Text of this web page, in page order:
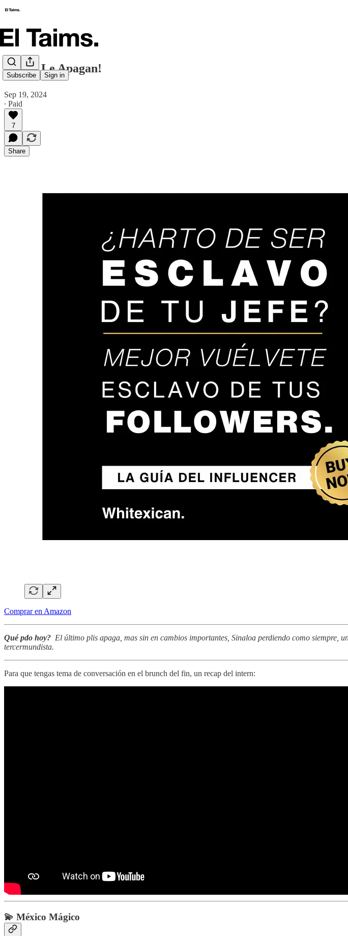
Subscribe Sign in
🗞️ Ahí Le Apagan!
Sep 19, 2024
∙ Paid
7
Share
Comprar en Amazon
Qué pdo hoy? El último plis apaga, mas sin en cambios importantes, Sinaloa perdiendo como siempre,
tercermundista.
Para que tengas tema de conversación en el brunch del fin, un recap del intern:
💫 México Mágico